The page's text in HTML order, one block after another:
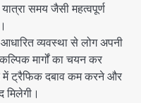
समय जैसी महत्वपूर्ण
व्यवस्था से लोग अपनी
मार्गों का चयन कर
ट्रैफिक दबाव कम करने और
मिलेगी।